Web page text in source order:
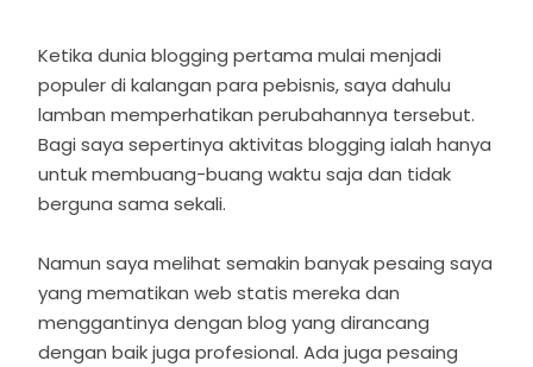
Ketika dunia blogging pertama mulai menjadi
populer di kalangan para pebisnis, saya dahulu
lamban memperhatikan perubahannya tersebut.
Bagi saya sepertinya aktivitas blogging ialah hanya
untuk membuang-buang waktu saja dan tidak
berguna sama sekali.
Namun saya melihat semakin banyak pesaing saya
yang mematikan web statis mereka dan
menggantinya dengan blog yang dirancang
dengan baik juga profesional. Ada juga pesaing